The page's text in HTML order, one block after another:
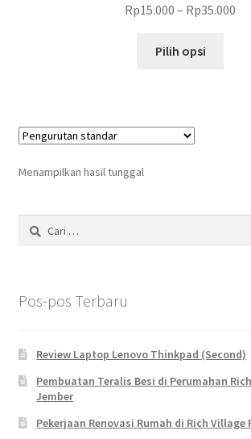
Rp15.000 – Rp35.000
Pilih opsi
Menampilkan hasil tunggal
Cari
untuk:
Pos-pos Terbaru
Review Laptop Lenovo Thinkpad (Second)
Pembuatan Teralis Besi di Perumahan
Jember
Pekerjaan Renovasi Rumah di Rich Village